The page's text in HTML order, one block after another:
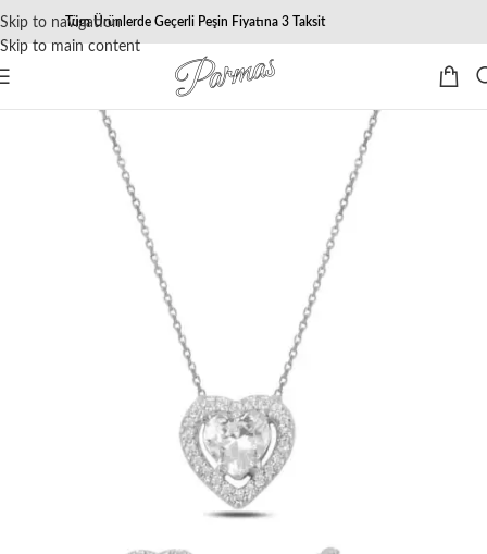
Skip to navigation
Skip to main content
Tüm Ürünlerde Geçerli Peşin Fiyatına 3 Taksit